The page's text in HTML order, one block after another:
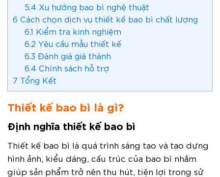
5.4 Xu hướng bao bì nghệ thuật
6 Cách chọn dịch vụ thiết kế bao bì chất lượng
6.1 Kiểm tra kinh nghiệm
6.2 Yêu cầu mẫu thiết kế
6.3 Đánh giá giá thành
6.4 Chính sách hỗ trợ
7 Tổng Kết
Thiết kế bao bì là gì?
Định nghĩa thiết kế bao bì
Thiết kế bao bì là quá trình sáng tạo và tạo dựng
hình ảnh, kiểu dáng, cấu trúc của bao bì nhằm
giúp sản phẩm trở nên thu hút, tiện lợi trong sử